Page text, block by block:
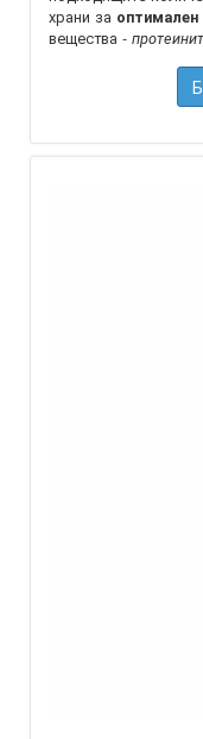
храни за оптимален
вещества -